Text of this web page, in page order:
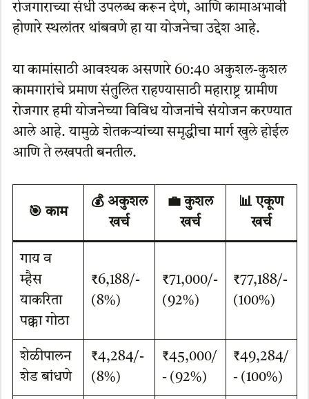
रोजगाराच्या संधी उपलब्ध करून देणे, आणि कामाअभावी
होणारे स्थलांतर थांबवणे हा या योजनेचा उद्देश आहे.
या कामांसाठी आवश्यक असणारे 60:40 अकुशल-कुशल
कामगारांचे प्रमाण संतुलित राहण्यासाठी महाराष्ट्र ग्रामीण
रोजगार हमी योजनेच्या विविध योजनांचे संयोजन करण्यात
आले आहे. यामुळे शेतकऱ्यांच्या समृद्धीचा मार्ग खुले होईल
आणि ते लखपती बनतील.
🎯काम
💰 अकुशल
खर्च
💼कुशल
खर्च
📊एकूण
खर्च
गाय व
म्हैस
याकरिता
पक्का गोठा
₹6,188/-
(8%)
₹71,000/-
(92%)
₹77,188/-
(100%)
शेळीपालन
शेड बांधणे
₹4,284/-
(8%)
₹45,000/
- (92%)
₹49,284/
- (100%)